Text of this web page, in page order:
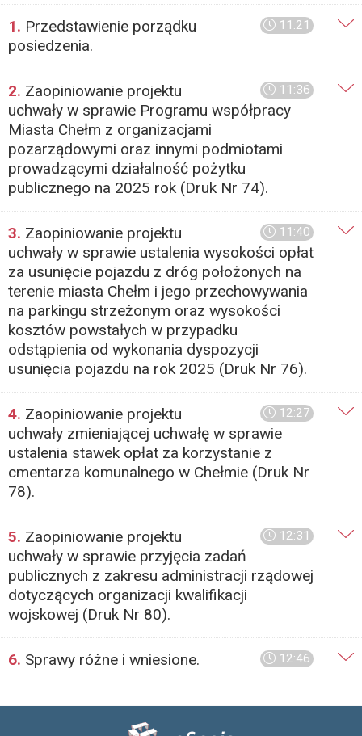
11:21
1. Przedstawienie porządku
posiedzenia.
11:36
2. Zaopiniowanie projektu
uchwały w sprawie Programu współpracy
Miasta Chełm z organizacjami
pozarządowymi oraz innymi podmiotami
prowadzącymi działalność pożytku
publicznego na 2025 rok (Druk Nr 74).
11:40
3. Zaopiniowanie projektu
uchwały w sprawie ustalenia wysokości opłat
za usunięcie pojazdu z dróg położonych na
terenie miasta Chełm i jego przechowywania
na parkingu strzeżonym oraz wysokości
kosztów powstałych w przypadku
odstąpienia od wykonania dyspozycji
usunięcia pojazdu na rok 2025 (Druk Nr 76).
12:27
4. Zaopiniowanie projektu
uchwały zmieniającej uchwałę w sprawie
ustalenia stawek opłat za korzystanie z
cmentarza komunalnego w Chełmie (Druk Nr
78).
12:31
5. Zaopiniowanie projektu
uchwały w sprawie przyjęcia zadań
publicznych z zakresu administracji rządowej
dotyczących organizacji kwalifikacji
wojskowej (Druk Nr 80).
12:46
6. Sprawy różne i wniesione.